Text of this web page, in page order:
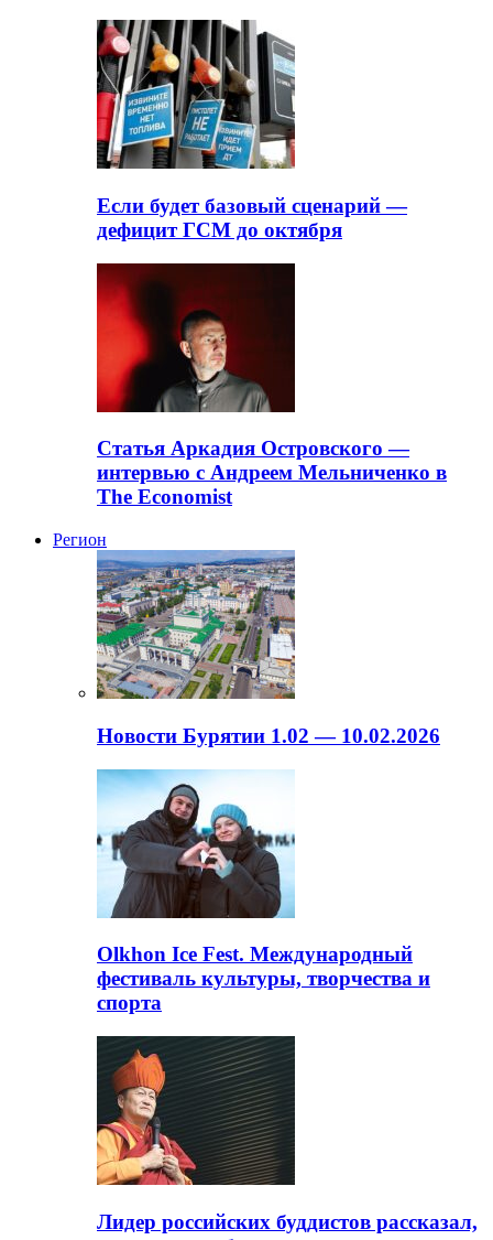
Если будет базовый сценарий —
дефицит ГСМ до октября
Статья Аркадия Островского —
интервью с Андреем Мельниченко в
The Economist
Регион
Новости Бурятии 1.02 — 10.02.2026
Olkhon Ice Fest. Международный
фестиваль культуры, творчества и
спорта
Лидер российских буддистов рассказал,